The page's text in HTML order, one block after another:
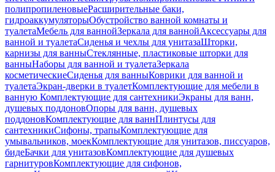
полипропиленовыеРасширительные баки,
гидроаккумуляторыОбустройство ванной комнаты и
туалетаМебель для ваннойЗеркала для ваннойАксессуары для
ванной и туалетаСиденья и чехлы для унитазаШторки,
карнизы для ванныСтеклянные, пластиковые шторки для
ванныНаборы для ванной и туалетаЗеркала
косметическиеСиденья для ванныКоврики для ванной и
туалетаЭкран-дверки в туалетКомплектующие для мебели в
ванную Комплектующие для сантехникиЭкраны для ванн,
душевых поддоновОпоры для ванн, душевых
поддоновКомплектующие для ваннПлинтусы для
сантехникиСифоны, трапыКомплектующие для
умывальников, моекКомплектующие для унитазов, писсуаров,
бидеБачки для унитазовКомплектующие для душевых
гарнитуровКомплектующие для сифонов,